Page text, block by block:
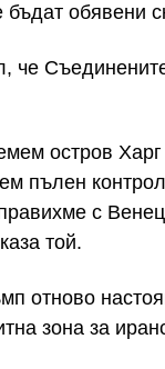
обявени
че
остров Харг
пълен
с
той.
отново
зона за